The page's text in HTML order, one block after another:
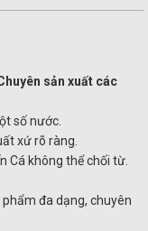
sản xuất các
số nước.
xứ rõ ràng.
Cá không thể chối từ.
đa dạng, chuyên